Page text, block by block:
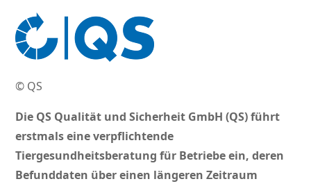
© QS
Die QS Qualität und Sicherheit GmbH (QS) führt
erstmals eine verpflichtende
Tiergesundheitsberatung für Betriebe ein, deren
Befunddaten über einen längeren Zeitraum